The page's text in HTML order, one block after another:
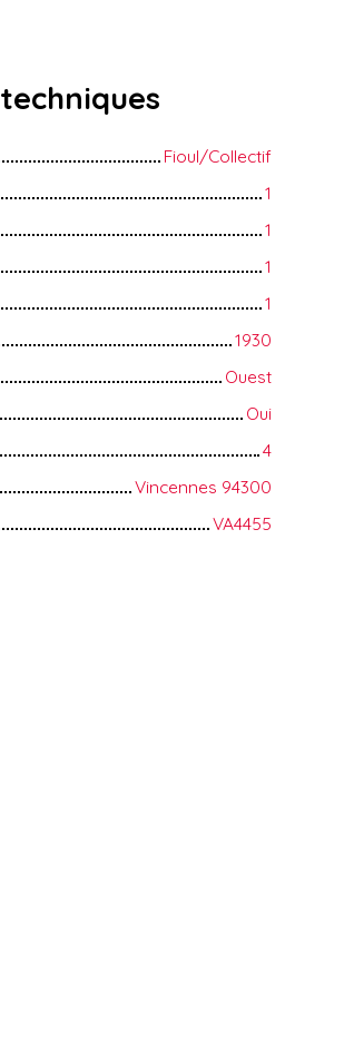
techniques
Fioul/Collectif
1
1
1
1
1930
Ouest
Oui
4
Vincennes 94300
VA4455